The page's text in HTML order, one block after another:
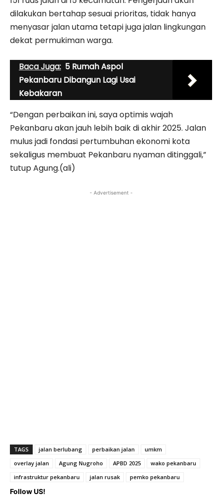
dilakukan bertahap sesuai prioritas, tidak hanya
menyasar jalan utama tetapi juga jalan lingkungan
dekat permukiman warga.
Baca Juga: 5 Rumah Aspol
Pekanbaru Dibangun Lagi Usai
Kebakaran
“Dengan perbaikan ini, saya optimis wajah
Pekanbaru akan jauh lebih baik di akhir 2025. Jalan
mulus jadi fondasi pertumbuhan ekonomi kota
sekaligus membuat Pekanbaru nyaman ditinggali,”
tutup Agung.(ali)
- Advertisement -
TAGS jalan berlubang perbaikan jalan
umkm
overlay jalan
Agung Nugroho APBD 2025
wako pekanbaru
infrastruktur pekanbaru
jalan rusak pemko pekanbaru
Follow US!